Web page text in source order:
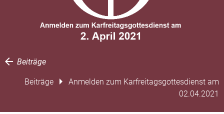
Beiträge
Beiträge
Anmelden zum Karfreitagsgottesdienst am
02.04.2021